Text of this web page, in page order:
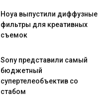
Hoya выпустили диффузные
фильтры для креативных
съемок
Sony представили самый
бюджетный
супертелеобъектив со
стабом